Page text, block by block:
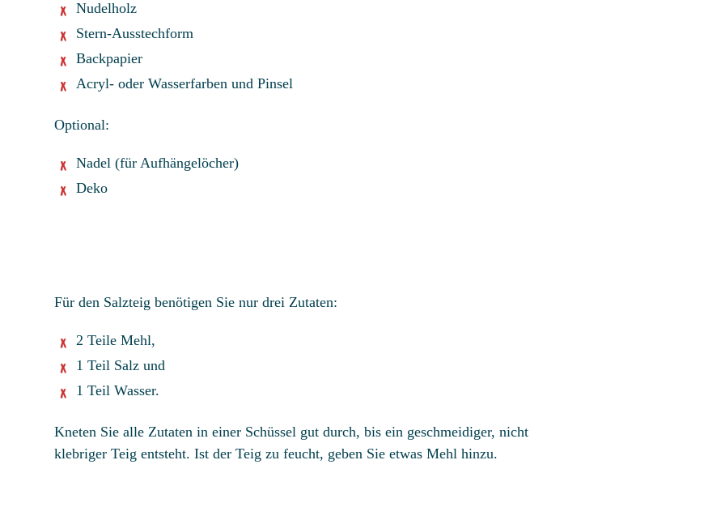
Nudelholz
Stern-Ausstechform
Backpapier
Acryl- oder Wasserfarben und Pinsel
Optional:
Nadel (für Aufhängelöcher)
Deko
Für den Salzteig benötigen Sie nur drei Zutaten:
2 Teile Mehl,
1 Teil Salz und
1 Teil Wasser.
Kneten Sie alle Zutaten in einer Schüssel gut durch, bis ein geschmeidiger, nicht
klebriger Teig entsteht. Ist der Teig zu feucht, geben Sie etwas Mehl hinzu.